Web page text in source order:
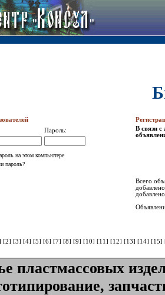
Пароль:
на этом компьютере
пароль?
В связи
Всего
[2] [3] [4] [5] [6] [7] [8] [9] [10] [11] [12] [13] [14] [15]
пластмассовых